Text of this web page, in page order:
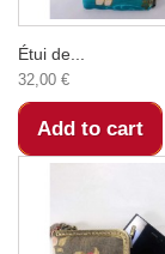
Étui de...
32,00 €
Add to cart